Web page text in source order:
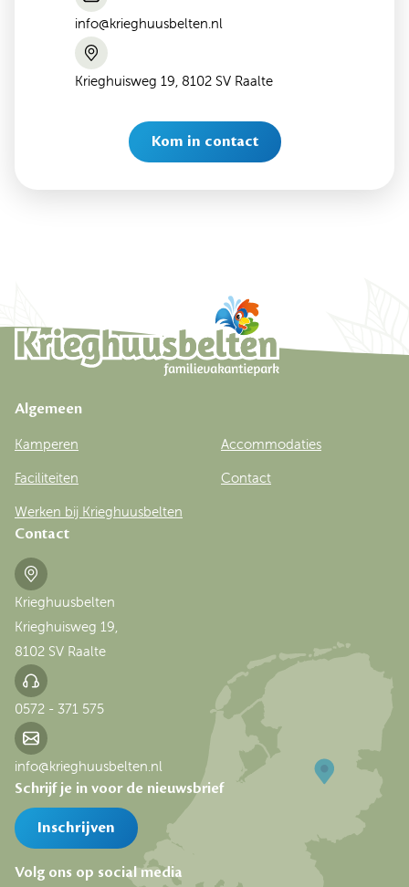
info@krieghuusbelten.nl
Krieghuisweg 19, 8102 SV Raalte
Kom in contact
Schrijf je in voor de nieuwsbrief
Inschrijven
Volg ons op social media
Contact
Krieghuusbelten
Krieghuisweg 19,
8102 SV Raalte
0572 - 371 575
info@krieghuusbelten.nl
Algemeen
Kamperen Accommodaties
Faciliteiten Contact
Werken bij Krieghuusbelten